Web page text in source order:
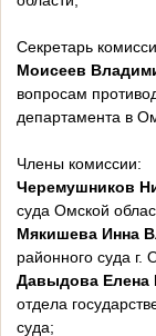
Секретарь
Моисеев
вопросам
департамента в
Члены комиссии:
Черемушников
суда Омской
Мякишева Инна
районного суда г.
Давыдова Елена
отдела
суда;